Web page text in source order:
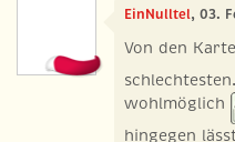
EinNulltel, 03.
Von den
wohlmöglich
hingegen